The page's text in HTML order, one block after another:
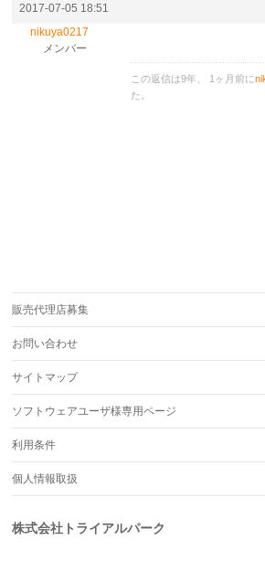
2017-07-05 18:51
nikuya0217
メンバー
この返信は9年、 1ヶ月前に
た。
販売代理店募集
お問い合わせ
サイトマップ
ソフトウェアユーザ様専用ページ
利用条件
個人情報取扱
株式会社トライアルパーク